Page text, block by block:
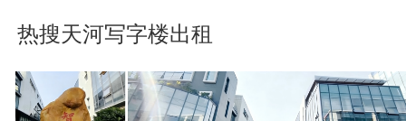
热搜天河写字楼出租